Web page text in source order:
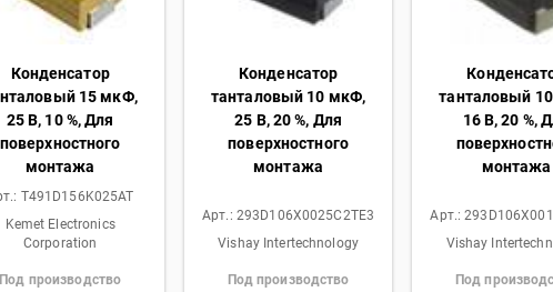
Конденсатор
15 мкФ,
25 В, 10 %, Для
поверхностного
монтажа
T491D156K025AT
Kemet Electronics
Corporation
Под производство
Конденсатор
танталовый 10 мкФ,
25 В, 20 %, Для
поверхностного
монтажа
Арт.: 293D106X0025C2TE3
Vishay Intertechnology
Под производство
танталовый
16 В, 20 %,
монтажа
Арт.:
Vishay
Под